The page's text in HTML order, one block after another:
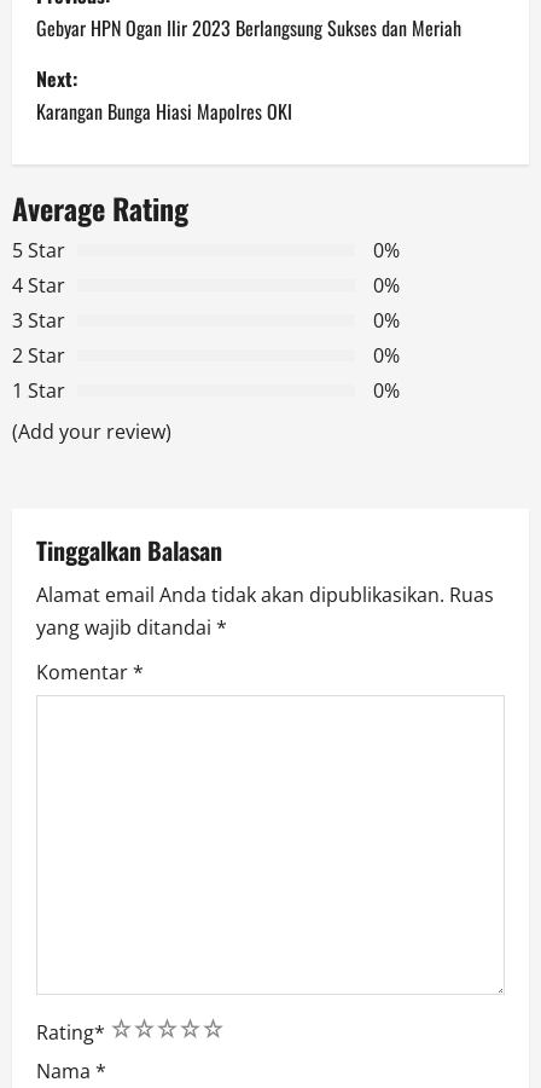
o
s
t
a
v
i
g
a
i
o
n
Gebyar HPN Ogan Ilir 2023 Berlangsung Sukses dan Meriah
Next:
Karangan Bunga Hiasi Mapolres OKI
Average Rating
5 Star
0%
4 Star
0%
3 Star
0%
2 Star
0%
1 Star
0%
(Add your review)
Tinggalkan Balasan
Alamat email Anda tidak akan dipublikasikan. Ruas
yang wajib ditandai *
Komentar*
Rating* 5
4
3
2
1
Nama *